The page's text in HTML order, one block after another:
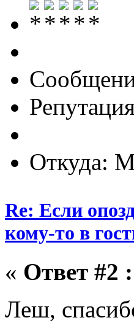
Откуда:
Re: Если
кому-то в
« Ответ #2 :
Леш,